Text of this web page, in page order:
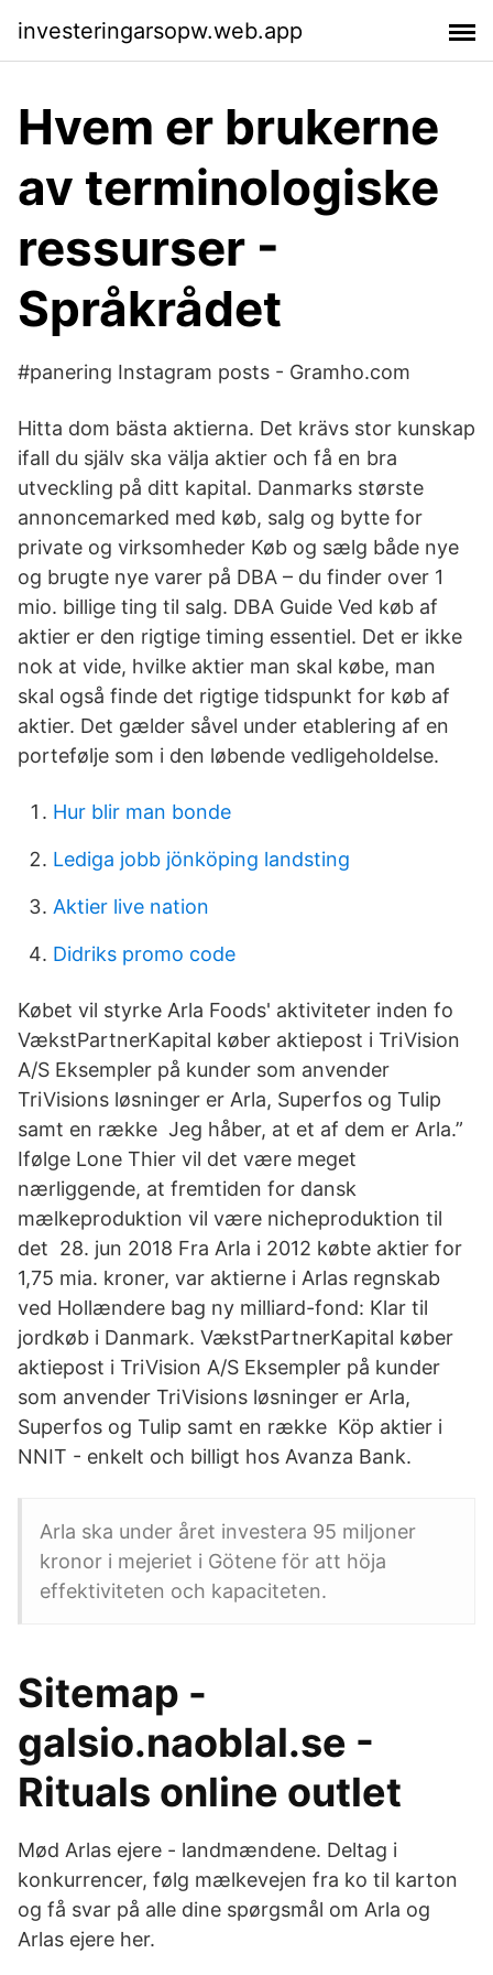
investeringarsopw.web.app
Hvem er brukerne
av terminologiske
ressurser -
Språkrådet
#panering Instagram posts - Gramho.com
Hitta dom bästa aktierna. Det krävs stor kunskap
ifall du själv ska välja aktier och få en bra
utveckling på ditt kapital. Danmarks største
annoncemarked med køb, salg og bytte for
private og virksomheder Køb og sælg både nye
og brugte nye varer på DBA – du finder over 1
mio. billige ting til salg. DBA Guide Ved køb af
aktier er den rigtige timing essentiel. Det er ikke
nok at vide, hvilke aktier man skal købe, man
skal også finde det rigtige tidspunkt for køb af
aktier. Det gælder såvel under etablering af en
portefølje som i den løbende vedligeholdelse.
Hur blir man bonde
Lediga jobb jönköping landsting
Aktier live nation
Didriks promo code
Købet vil styrke Arla Foods' aktiviteter inden fo
VækstPartnerKapital køber aktiepost i TriVision
A/S Eksempler på kunder som anvender
TriVisions løsninger er Arla, Superfos og Tulip
samt en række Jeg håber, at et af dem er Arla.”
Ifølge Lone Thier vil det være meget
nærliggende, at fremtiden for dansk
mælkeproduktion vil være nicheproduktion til
det 28. jun 2018 Fra Arla i 2012 købte aktier for
1,75 mia. kroner, var aktierne i Arlas regnskab
ved Hollændere bag ny milliard-fond: Klar til
jordkøb i Danmark. VækstPartnerKapital køber
aktiepost i TriVision A/S Eksempler på kunder
som anvender TriVisions løsninger er Arla,
Superfos og Tulip samt en række Köp aktier i
NNIT - enkelt och billigt hos Avanza Bank.
Arla ska under året investera 95 miljoner
kronor i mejeriet i Götene för att höja
effektiviteten och kapaciteten.
Sitemap -
galsio.naoblal.se -
Rituals online outlet
Mød Arlas ejere - landmændene. Deltag i
konkurrencer, følg mælkevejen fra ko til karton
og få svar på alle dine spørgsmål om Arla og
Arlas ejere her.